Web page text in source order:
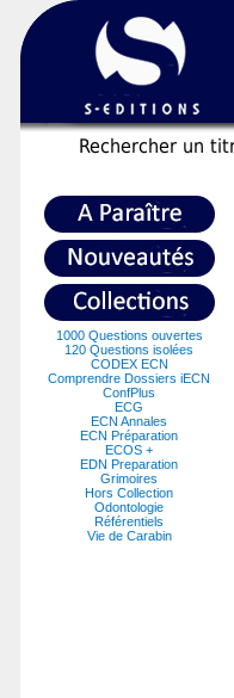
Rechercher un
1000 Questions ouvertes
120 Questions isolées
CODEX ECN
Comprendre Dossiers iECN
ConfPlus
ECG
ECN Annales
ECN Préparation
ECOS +
EDN Preparation
Grimoires
Hors Collection
Odontologie
Référentiels
Vie de Carabin